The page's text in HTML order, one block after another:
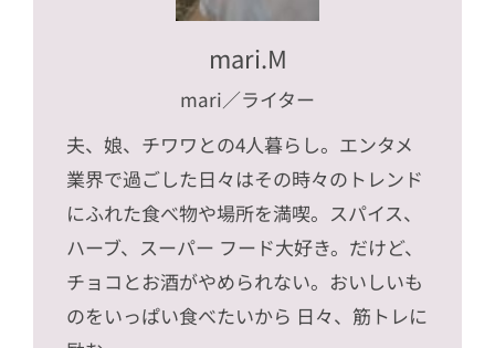
mari.M
mari／ライター
夫、娘、チワワとの4人暮らし。エンタメ
業界で過ごした日々はその時々のトレンド
にふれた食べ物や場所を満喫。スパイス、
ハーブ、スーパー フード大好き。だけど、
チョコとお酒がやめられない。おいしいも
のをいっぱい食べたいから 日々、筋トレに